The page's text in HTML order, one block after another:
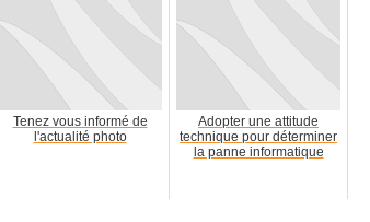
Tenez vous informé de
l'actualité photo
Adopter une attitude
technique pour déterminer
la panne informatique